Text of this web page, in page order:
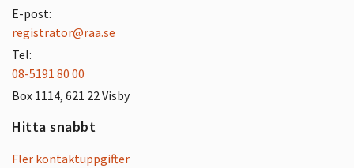
E-post:
registrator@raa.se
Tel:
08-5191 80 00
Box 1114, 621 22 Visby
Hitta snabbt
Fler kontaktuppgifter